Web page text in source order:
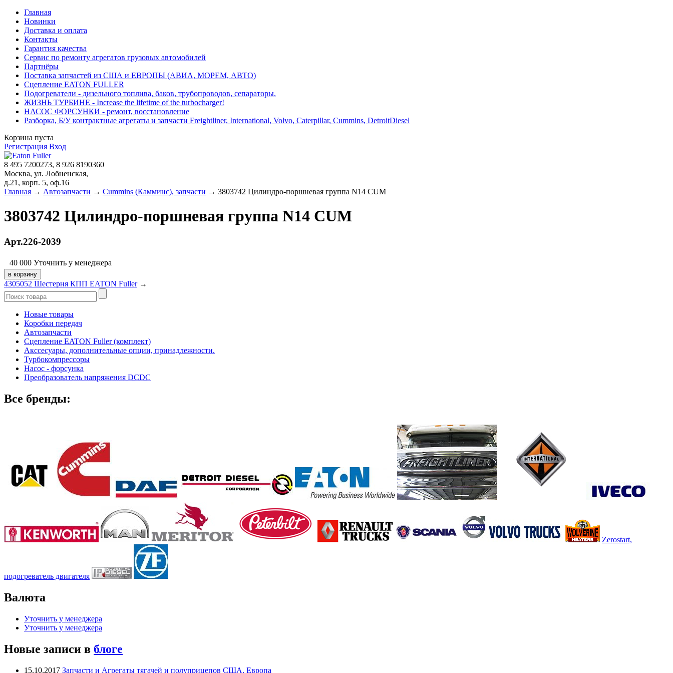
Главная
Новинки
Доставка и оплата
Контакты
Гарантия качества
Сервис по ремонту агрегатов грузовых автомобилей
Партнёры
Поставка запчастей из США и ЕВРОПЫ (АВИА, МОРЕМ, АВТО)
Сцепление EATON FULLER
Подогреватели - дизельного топлива, баков, трубопроводов, сепараторы.
ЖИЗНЬ ТУРБИНЕ - Increase the lifetime of the turbocharger!
НАСОС ФОРСУНКИ - ремонт, восстановление
Разборка, Б/У контрактные агрегаты и запчасти Freightliner, International, Volvo, Caterpillar, Cummins, DetroitDiesel
Корзина пуста
Регистрация Вход
8 495 7200273, 8 926 8190360
Москва, ул. Лобненская,
д.21, корп. 5, оф.16
Главная → Автозапчасти → Cummins (Камминс), запчасти → 3803742 Цилиндро-поршневая группа N14 CUM
3803742 Цилиндро-поршневая группа N14 CUM
Арт.226-2039
40 000 Уточнить у менеджера
4305052 Шестерня КПП EATON Fuller→
Новые товары
Коробки передач
Автозапчасти
Сцепление EATON Fuller (комплект)
Акссесуары, дополнительные опции, принадлежности.
Турбокомпрессоры
Насос - форсунка
Преобразователь напряжения DCDC
Все бренды:
Zerostart,
подогреватель двигателя
Валюта
Уточнить у менеджера
Уточнить у менеджера
Новые записи в блоге
15.10.2017 Запчасти и Агрегаты тягачей и полуприцепов США, Европа